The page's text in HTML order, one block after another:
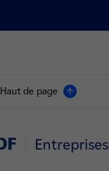
Haut de page
Entreprises